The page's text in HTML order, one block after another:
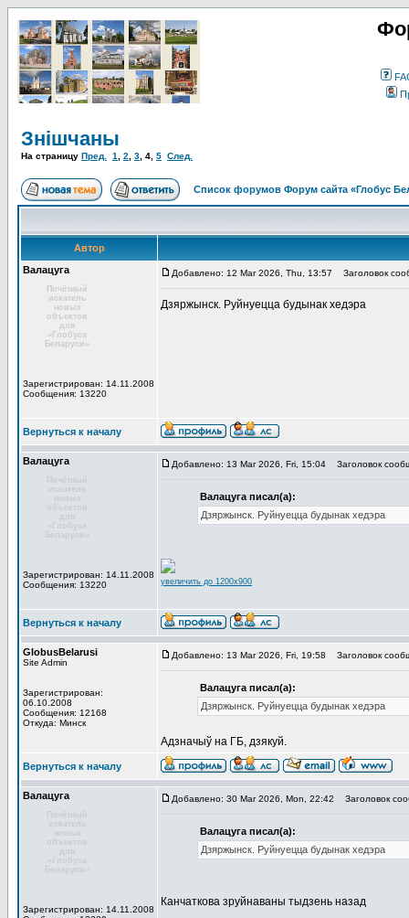
Знішчаны
На страницу Пред. 1 2 3 4 5 След.
Список форумов Форум сайта «Глобус
Автор
Валацуга
Почётный
искатель
новых
объектов
для
«Глобуса
Беларуси»
Зарегистрирован: 14.11.2008
Сообщения: 13220
Добавлено: 12 Mar 2026, Thu, 13:57 Заголовок
Дзяржынск. Руйнуецца будынак хедэра
Вернуться к началу
Валацуга
Почётный
искатель
новых
объектов
для
«Глобуса
Беларуси»
Зарегистрирован: 14.11.2008
Сообщения: 13220
Добавлено: 13 Mar 2026, Fri, 15:04 Заголовок
Валацуга писал(а):
Дзяржынск. Руйнуецца будынак хедэра
увеличить до 1200x900
Вернуться к началу
GlobusBelarusi
Site Admin
Зарегистрирован:
06.10.2008
Сообщения: 12168
Откуда: Минск
Добавлено: 13 Mar 2026, Fri, 19:58 Заголовок
Валацуга писал(а):
Дзяржынск. Руйнуецца будынак хедэра
Адзначыў на ГБ, дзякуй.
Вернуться к началу
Валацуга
Почётный
искатель
новых
объектов
для
«Глобуса
Беларуси»
Зарегистрирован: 14.11.2008
Добавлено: 30 Mar 2026, Mon, 22:42 Заголовок
Валацуга писал(а):
Дзяржынск. Руйнуецца будынак хедэра
Канчаткова зруйнаваны тыдзень назад